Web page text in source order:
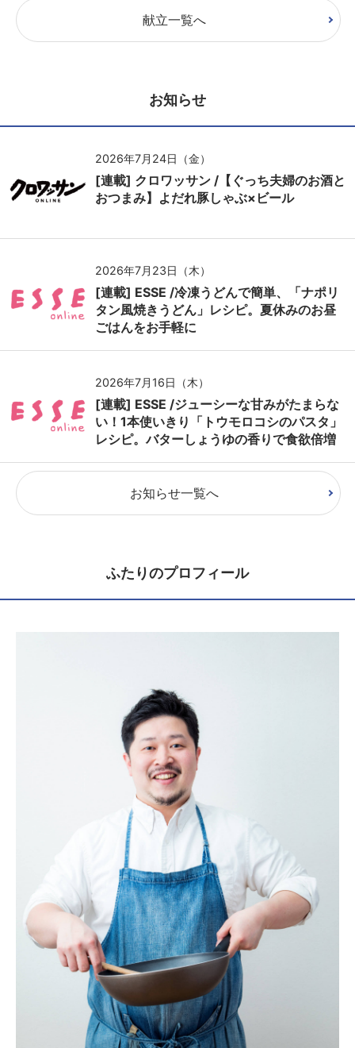
献立一覧へ
お知らせ
2026年7月24日（金）
[連載] クロワッサン /【ぐっち夫婦のお酒と
おつまみ】よだれ豚しゃぶ×ビール
2026年7月23日（木）
[連載] ESSE /冷凍うどんで簡単、「ナポリ
タン風焼きうどん」レシピ。夏休みのお昼
ごはんをお手軽に
2026年7月16日（木）
[連載] ESSE /ジューシーな甘みがたまらな
い！1本使いきり「トウモロコシのパスタ」
レシピ。バターしょうゆの香りで食欲倍増
お知らせ一覧へ
ふたりのプロフィール